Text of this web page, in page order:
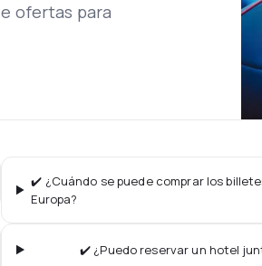
ofertas para
✔️ ¿Cuándo se puede comprar los
Europa?
✔️ ¿Puedo reservar un hotel